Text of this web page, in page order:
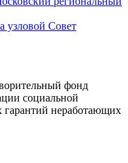
узловой Совет
фонд
социальной
гарантий неработающих